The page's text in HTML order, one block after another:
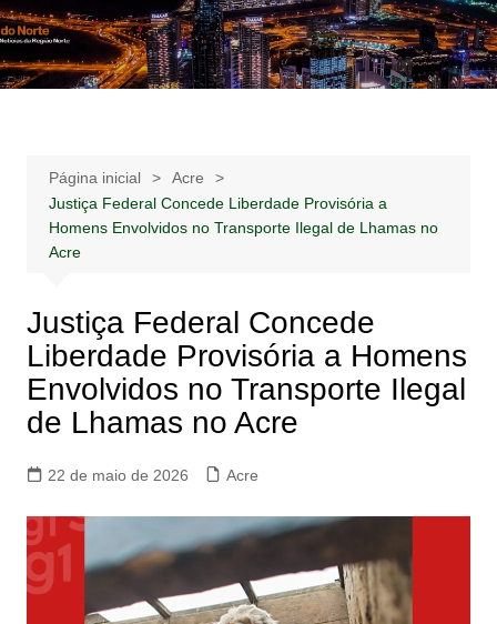
Ir
para
o
Notícias –
Publicidades –
Notícias – Publicidades – Anúncios
Página inicial
Acre
Justiça Federal Concede Liberdade Provisória a
Homens Envolvidos no Transporte Ilegal de Lhamas no
Acre
Justiça Federal Concede
Liberdade Provisória a Homens
Envolvidos no Transporte Ilegal
de Lhamas no Acre
22 de maio de 2026 Acre